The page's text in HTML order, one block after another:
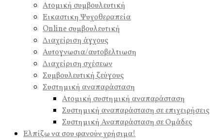
Ατομική συμβουλευτική
Εικαστικη Ψυχοθεραπεία
Online συμβουλευτική
Διαχείριση άγχους
Αυτογνωσια/αυτοβελτιωση
Διαχείριση σχέσεων
Συμβουλευτική ζεύγους
Συστημική αναπαράσταση
Ατομική συστημική αναπαράσταση
Συστημική αναπαράσταση σε επιχειρήσεις
Συστημική Αναπαράσταση σε Ομάδες
Ελπίζω να σου φανούν χρήσιμα!